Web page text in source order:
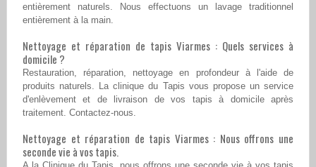
entièrement naturels. Nous effectuons un lavage traditionnel
entièrement à la main.
Nettoyage et réparation de tapis Viarmes : Quels services à
domicile ?
Restauration, réparation, nettoyage en profondeur à l'aide de
produits naturels. La clinique du Tapis vous propose un service
d'enlèvement et de livraison de vos tapis à domicile après
traitement. Contactez-nous.
Nettoyage et réparation de tapis Viarmes : Nous offrons une
seconde vie à vos tapis.